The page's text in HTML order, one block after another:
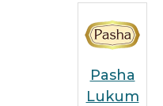
Pasha
Lukum